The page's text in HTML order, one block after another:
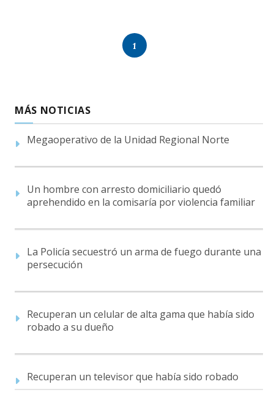
1
MÁS NOTICIAS
Megaoperativo de la Unidad Regional Norte
Un hombre con arresto domiciliario quedó
aprehendido en la comisaría por violencia familiar
La Policía secuestró un arma de fuego durante una
persecución
Recuperan un celular de alta gama que había sido
robado a su dueño
Recuperan un televisor que había sido robado